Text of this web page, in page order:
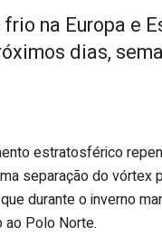
na Europa e
dias,
estratosférico
separação do vórtex
durante o inverno
Polo Norte.